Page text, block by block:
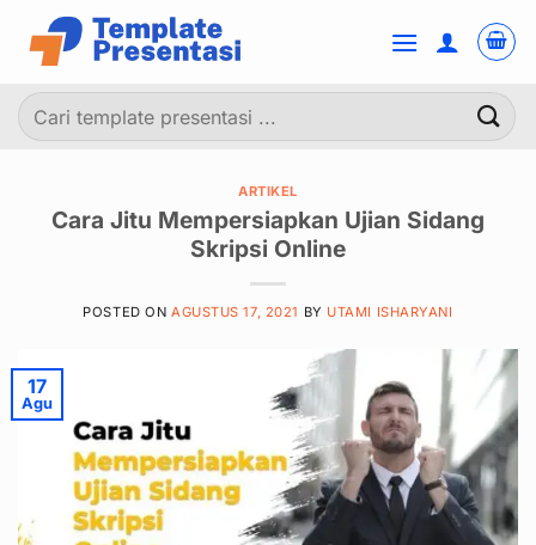
content
Pencarian
untuk:
ARTIKEL
Cara Jitu Mempersiapkan Ujian Sidang
Skripsi Online
POSTED ON AGUSTUS 17, 2021 BY UTAMI ISHARYANI
17
Agu